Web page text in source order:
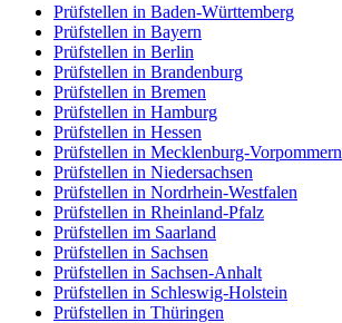
Prüfstellen in Baden-Württemberg
Prüfstellen in Bayern
Prüfstellen in Berlin
Prüfstellen in Brandenburg
Prüfstellen in Bremen
Prüfstellen in Hamburg
Prüfstellen in Hessen
Prüfstellen in Mecklenburg-Vorpommern
Prüfstellen in Niedersachsen
Prüfstellen in Nordrhein-Westfalen
Prüfstellen in Rheinland-Pfalz
Prüfstellen im Saarland
Prüfstellen in Sachsen
Prüfstellen in Sachsen-Anhalt
Prüfstellen in Schleswig-Holstein
Prüfstellen in Thüringen